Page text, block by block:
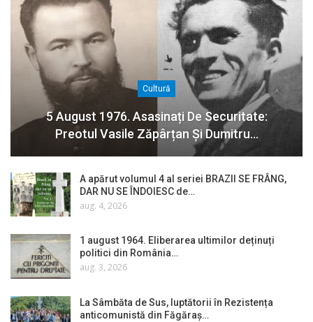
Cultură
5 August 1976. Asasinați De Securitate:
Preotul Vasile Zăpârțan Și Dumitru…
A apărut volumul 4 al seriei BRAZII SE FRÂNG,
DAR NU SE ÎNDOIESC de…
aug. 4, 2026
1 august 1964. Eliberarea ultimilor deținuți
politici din România…
aug. 3, 2026
La Sâmbăta de Sus, luptătorii în Rezistența
anticomunistă din Făgăraș…